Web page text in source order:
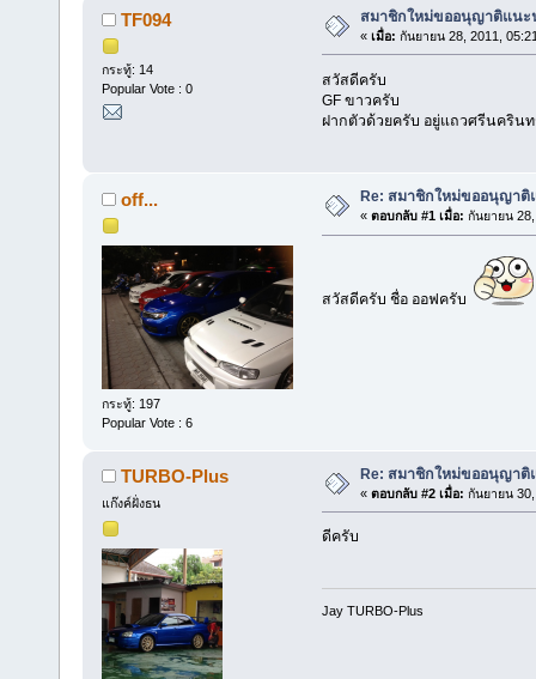
TF094
กระทู้: 14
Popular Vote : 0
สมาชิกใหม่ขออนุญาติแนะ
« เมื่อ: กันยายน 28, 2011,
สวัสดีครับ
GF ขาวครับ
ฝากตัวด้วยครับ อยู่แถวศรีนคริน
off...
กระทู้: 197
Popular Vote : 6
Re: สมาชิกใหม่ขออนุญาติ
« ตอบกลับ #1 เมื่อ: กันยายน
สวัสดีครับ ชื่อ ออฟครับ
TURBO-Plus
แก๊งค์ฝั่งธน
Re: สมาชิกใหม่ขออนุญาติ
« ตอบกลับ #2 เมื่อ: กันยายน
ดีครับ
Jay TURBO-Plus